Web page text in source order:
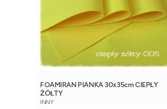
FOAMIRAN PIANKA 30x35cm CIEPŁY
ŻÓŁTY
PRODUCENT
INNY